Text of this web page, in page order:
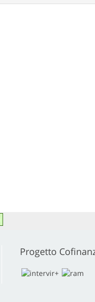
Progetto